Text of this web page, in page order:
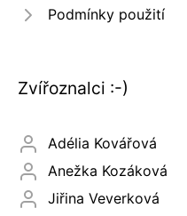
Podmínky použití
Zvířoznalci :-)
Adélia Kovářová
Anežka Kozáková
Jiřina Veverková